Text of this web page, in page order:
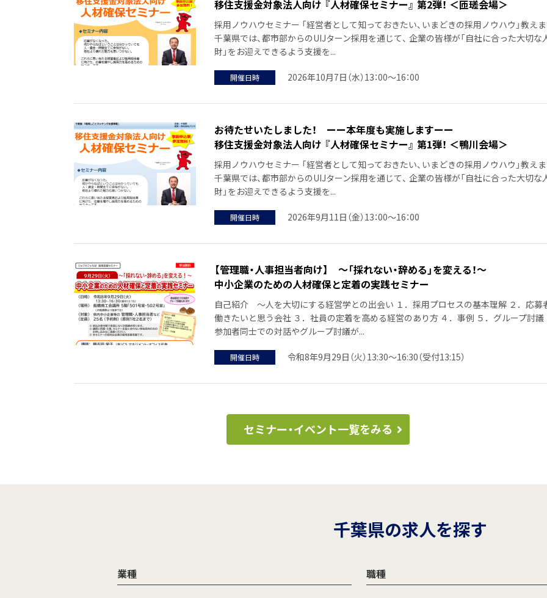
移住支援金対象法人向け 『人材確保セミナー』 第2弾！ ＜匝瑳会場＞
採用ノウハウセミナー 「経営者として知っておきたい、いまどきの採用ノウハウ」教えま
千葉県では、都市部からのUIJターン採用を通じて、 企業の皆様が「自社に合った大切な
財」をお迎えできるよう支援を...
開催日時 2026年10月7日（水）13：00～16：00
お待たせいたしました！ ーー本年度も実施しますーー
移住支援金対象法人向け 『人材確保セミナー』 第1弾！ ＜鴨川会場＞
採用ノウハウセミナー 「経営者として知っておきたい、いまどきの採用ノウハウ」教えま
千葉県では、都市部からのUIJターン採用を通じて、 企業の皆様が「自社に合った大切な
財」をお迎えできるよう支援を...
開催日時 2026年9月11日（金）13：00～16：00
【管理職・人事担当者向け】 ～「採れない・辞める」を変える！～
中小企業のための人材確保と定着の実践セミナー
自己紹介 ～人を大切にする経営学との出会い １．採用プロセスの基本理解 ２．応募
働きたいと思う会社 ３．社員の定着を高める経営のあり方 ４．事例 ５．グループ討
参加者同士での対話やグループ討議が...
開催日時 令和8年9月29日（火）13:30～16:30（受付13:15）
セミナー・イベント一覧をみる
千葉県の求人を探す
業種 職種